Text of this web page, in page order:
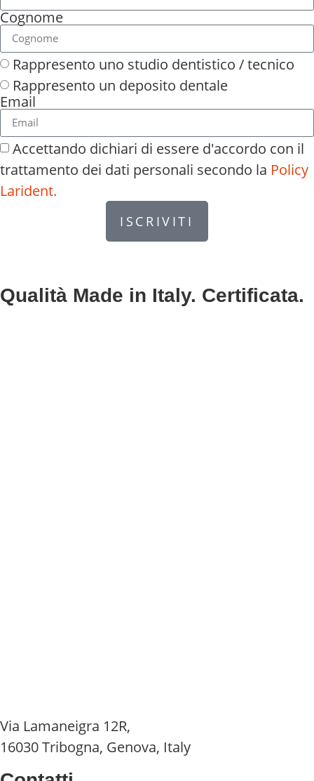
Cognome
Rappresento uno studio dentistico / tecnico
Rappresento un deposito dentale
Email
Accettando dichiari di essere d'accordo con il
trattamento dei dati personali secondo la Policy
Larident.
ISCRIVITI
Qualità Made in Italy. Certificata.
Via Lamaneigra 12R,
16030 Tribogna, Genova, Italy